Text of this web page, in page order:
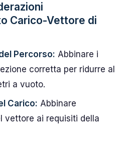
Carico-Vettore di
Percorso: Abbinare i
corretta per ridurre al
a vuoto.
Carico: Abbinare
vettore ai requisiti della